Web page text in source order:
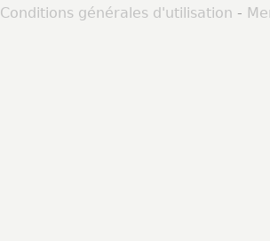
Conditions générales d'utilisation -